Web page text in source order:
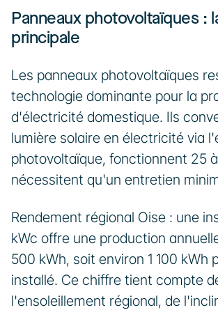
Panneaux photovoltaïques :
principale
Les panneaux photovoltaïques
technologie dominante pour la
d'électricité domestique. Ils
lumière solaire en électricité via
photovoltaïque, fonctionnent 25
nécessitent qu'un entretien
Rendement régional Oise : une
kWc offre une production
500 kWh, soit environ 1 100 kWh
installé. Ce chiffre tient compte
l'ensoleillement régional, de